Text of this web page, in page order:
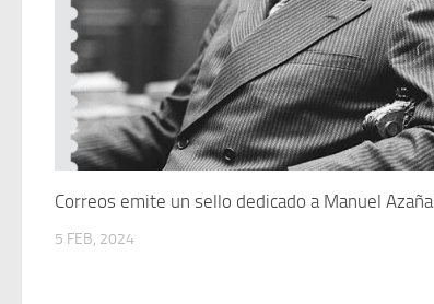
Correos emite un sello dedicado a Manuel Azaña
5 FEB, 2024